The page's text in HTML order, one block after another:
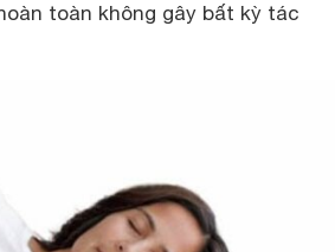
toàn không gây bất kỳ tác